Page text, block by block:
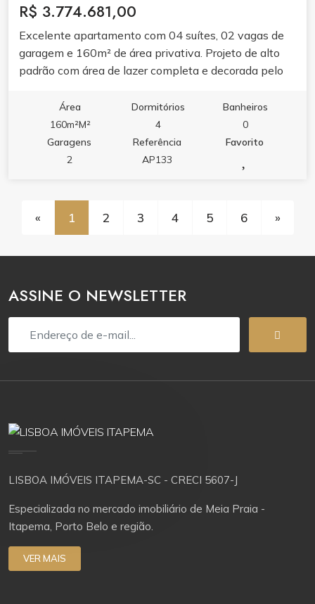
R$ 3.774.681,00
Excelente apartamento com 04 suítes, 02 vagas de
garagem e 160m² de área privativa. Projeto de alto
padrão com área de lazer completa e decorada pelo
espaço e conforto. Entrega jumho de 2026.
Área
160m²M²
Dormitórios
4
Banheiros
0
Garagens
2
Referência
AP133
Favorito
« 1 2 3 4 5 6 »
ASSINE O NEWSLETTER
LISBOA IMÓVEIS ITAPEMA-SC - CRECI 5607-J
Especializada no mercado imobiliário de Meia Praia -
Itapema, Porto Belo e região.
VER MAIS